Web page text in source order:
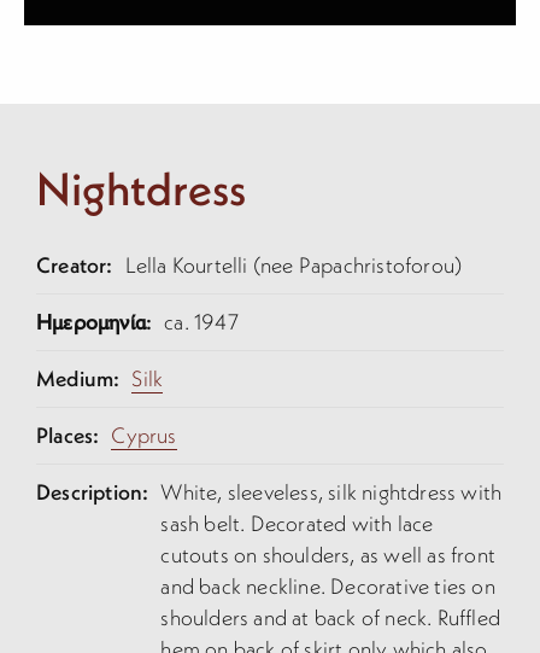
Nightdress
Creator: Lella Kourtelli (nee Papachristoforou)
Ημερομηνία: ca. 1947
Medium: Silk
Places: Cyprus
Description: White, sleeveless, silk nightdress with
sash belt. Decorated with lace
cutouts on shoulders, as well as front
and back neckline. Decorative ties on
shoulders and at back of neck. Ruffled